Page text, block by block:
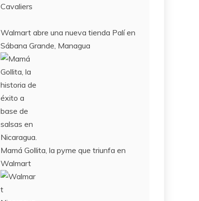
Cavaliers
Walmart abre una nueva tienda Palí en
Sábana Grande, Managua
Mamá Gollita, la pyme que triunfa en
Walmart